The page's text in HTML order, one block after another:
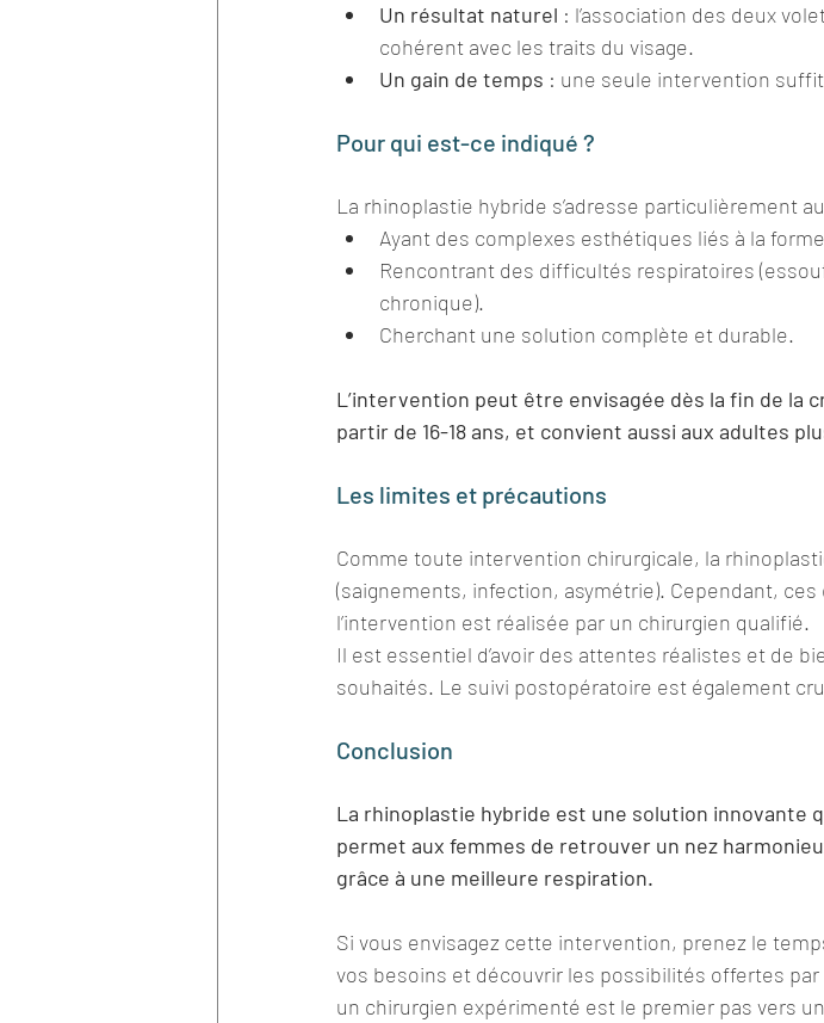
Un résultat naturel : l’association des deux
cohérent avec les traits du visage.
Un gain de temps : une seule intervention
Pour qui est-ce indiqué ?
La rhinoplastie hybride s’adresse particulièrement
Ayant des complexes esthétiques liés à la
Rencontrant des difficultés respiratoires
chronique).
Cherchant une solution complète et durable.
L’intervention peut être envisagée dès la fin de la
partir de 16-18 ans, et convient aussi aux adultes
Les limites et précautions
Comme toute intervention chirurgicale, la
(saignements, infection, asymétrie). Cependant,
l’intervention est réalisée par un chirurgien qualifié.
Il est essentiel d’avoir des attentes réalistes et de
souhaités. Le suivi postopératoire est également
Conclusion
La rhinoplastie hybride est une solution innovante
permet aux femmes de retrouver un nez
grâce à une meilleure respiration.
Si vous envisagez cette intervention, prenez le
vos besoins et découvrir les possibilités offertes
un chirurgien expérimenté est le premier pas vers